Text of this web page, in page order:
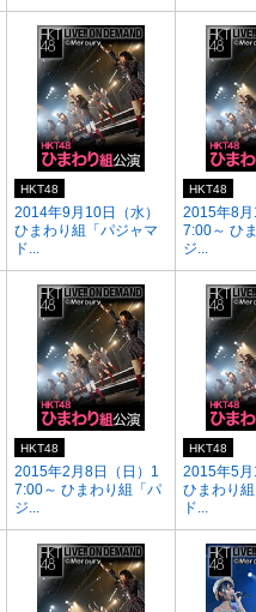
2014年9月10日（水）
ひまわり組「パジャマ
ド...
HKT48
2015年8
7:00～ ひ
ジ...
HKT48
2015年2月8日（日）1
7:00～ ひまわり組「パ
ジ...
HKT48
2015年5月
ひまわり
ド...
HKT48